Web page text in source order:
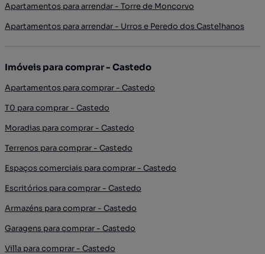
Apartamentos para arrendar - Torre de Moncorvo
Apartamentos para arrendar - Urros e Peredo dos Castelhanos
Imóveis para comprar - Castedo
Apartamentos para comprar - Castedo
T0 para comprar - Castedo
Moradias para comprar - Castedo
Terrenos para comprar - Castedo
Espaços comerciais para comprar - Castedo
Escritórios para comprar - Castedo
Armazéns para comprar - Castedo
Garagens para comprar - Castedo
Villa para comprar - Castedo